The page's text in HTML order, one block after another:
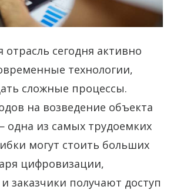
отрасль сегодня активно
технологии,
сложные процессы.
на возведение объекта
одна из самых трудоемких
могут стоить больших
цифровизации,
заказчики получают доступ